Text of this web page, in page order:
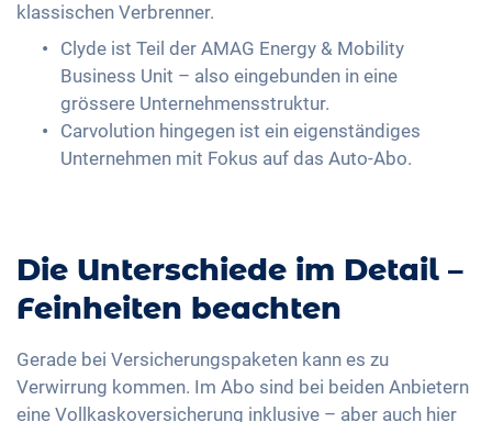
klassischen Verbrenner.
Clyde ist Teil der AMAG Energy & Mobility
Business Unit – also eingebunden in eine
grössere Unternehmensstruktur.
Carvolution hingegen ist ein eigenständiges
Unternehmen mit Fokus auf das Auto-Abo.
Die Unterschiede im Detail –
Feinheiten beachten
Gerade bei Versicherungspaketen kann es zu
Verwirrung kommen. Im Abo sind bei beiden Anbietern
eine Vollkaskoversicherung inklusive – aber auch hier